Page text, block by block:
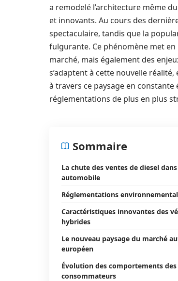
a remodelé l’architecture même
et innovants. Au cours des
spectaculaire, tandis que la
fulgurante. Ce phénomène met
marché, mais également des
s’adaptent à cette nouvelle
à travers ce paysage en
réglementations de plus en plus
Sommaire
La chute des ventes de diesel
automobile
Réglementations
Caractéristiques innovantes des
hybrides
Le nouveau paysage du marché
européen
Évolution des comportements des
consommateurs